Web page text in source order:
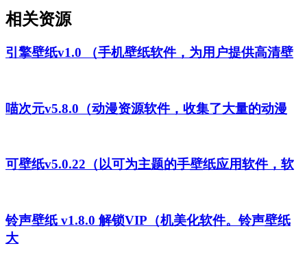
相关资源
引擎壁纸v1.0 （手机壁纸软件，为用户提供高清壁
喵次元v5.8.0（动漫资源软件，收集了大量的动漫
可壁纸v5.0.22（以可为主题的手壁纸应用软件，软
铃声壁纸 v1.8.0 解锁VIP（机美化软件。铃声壁纸
大